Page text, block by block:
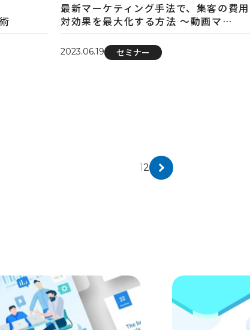
最新マーケティング手法で、集客の費用
対効果を最大化する方法 〜動画マ…
2023.06.19 セミナー
12>